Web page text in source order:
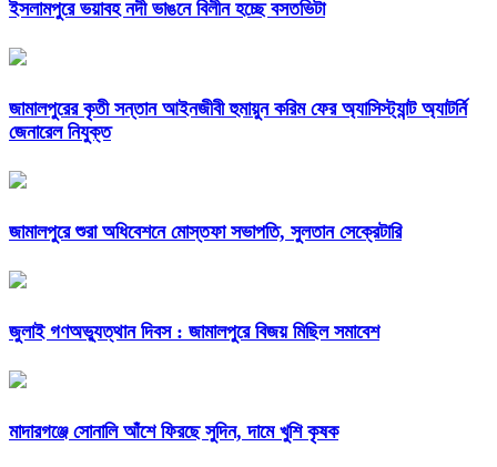
ইসলামপুরে ভয়াবহ নদী ভাঙনে বিলীন হচ্ছে বসতভিটা
জামালপুরের কৃতী সন্তান আইনজীবী হুমায়ুন করিম ফের অ্যাসিস্ট্যান্ট অ্যাটর্নি
জেনারেল নিযুক্ত
জামালপুরে শুরা অধিবেশনে মোস্তফা সভাপতি, সুলতান সেক্রেটারি
জুলাই গণঅভ্যুত্থান দিবস : জামালপুরে বিজয় মিছিল সমাবেশ
মাদারগঞ্জে সোনালি আঁশে ফিরছে সুদিন, দামে খুশি কৃষক